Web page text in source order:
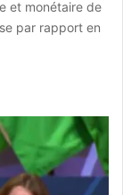
et monétaire de
par rapport en